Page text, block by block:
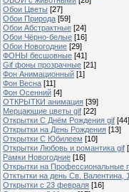
Обои Цветы [27]
Обои Природа [59]
Обои Абстрактные [24]
Обои Чёрно-белые [16]
Обои Новогодние [29]
ФОНЫ бесшовные [41]
Gif фоны прозрачные [21]
Фон Анимационный [1]
Фон Весна [11]
Фон Осенний [4]
ОТКРЫТКИ анимация [39]
Мерцающие цветы gif [22]
Открытки С Днём Рождения gif [44]
Открытки на День Рождения [13]
Открытки С Юбилеем [10]
Открытки Любовь и романтика gif
Рамки Новогодние [16]
Открытки на Профессиональные
Отктытки на день Св. Валентина,
Открытки с 23 февраля [16]